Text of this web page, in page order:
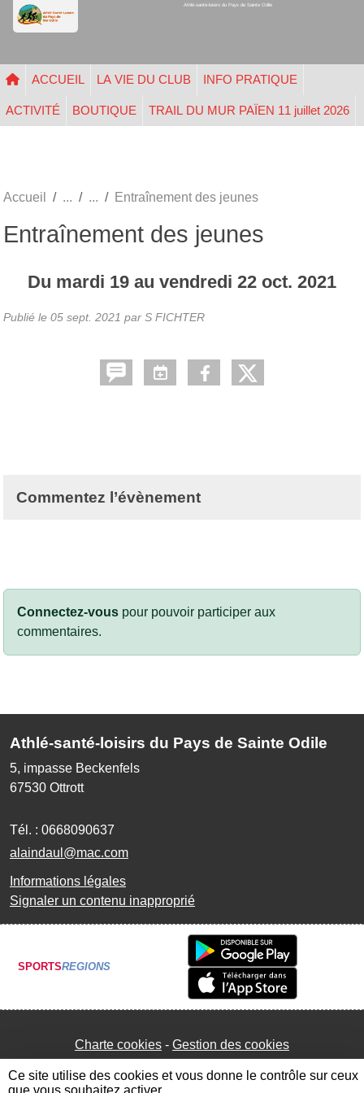
Athlé-santé-loisirs du Pays de Sainte Odile
ACCUEIL LA VIE DU CLUB INFO PRATIQUE
ACTIVITÉ BOUTIQUE TRAIL DU MUR PAÏEN 11 juillet 2026
Accueil Entraînement des jeunes
Entraînement des jeunes
Du mardi 19 au vendredi 22 oct. 2021
Publié le 05 sept. 2021 par S FICHTER
Commentez l’évènement
Connectez-vous pour pouvoir participer aux
commentaires.
Athlé-santé-loisirs du Pays de Sainte Odile
5, impasse Beckenfels
67530 Ottrott
Tél. : 0668090637
alaindaul@mac.com
Informations légales
Signaler un contenu inapproprié
SPORTSREGIONS
Charte cookies Gestion des cookies
Panneau de gestion des cookies
Ce site utilise des cookies et vous donne le contrôle sur ceux
que vous souhaitez activer